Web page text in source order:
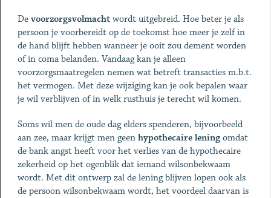
Devoorzorgsvolmachtwordt uitgebreid. Hoe beter je als
persoon je voorbereidt op de toekomst hoe meer je zelf in
de hand blijft hebben wanneer je ooit zou dement worden
of in coma belanden. Vandaag kan je alleen
voorzorgsmaatregelen nemen wat betreft transacties m.b.t.
het vermogen. Met deze wijziging kan je ook bepalen waar
je wil verblijven of in welk rusthuis je terecht wil komen.
Soms wil men de oude dag elders spenderen, bijvoorbeeld
aan zee, maar krijgt men geen hypothecaire leningomdat
de bank angst heeft voor het verlies van de hypothecaire
zekerheid op het ogenblik dat iemand wilsonbekwaam
wordt. Met dit ontwerp zal de lening blijven lopen ook als
de persoon wilsonbekwaam wordt, het voordeel daarvan is